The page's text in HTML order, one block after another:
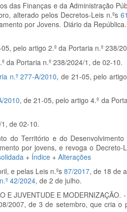
das Finanças e da Administração
alterado pelos Decretos-Leis n.ºs
por Jovens. Diário da
pelo artigo 2.º da Portaria n.º 238/
da Portaria n.º 238/2024/1, de 02-10.
n.º 277-A/2010, de 21-05, pelo
2010, de 21-05, pelo artigo 4.º da
de 02-10.
do Território e do
por jovens, e revoga o Decreto-
+ Índice + Alterações
e pelas Leis n.ºs87/2017, de 18 de
42/2024, de 2 de julho.
E JUVENTUDE E MODERNIZAÇÃO.
2007, de 3 de setembro, que cria o